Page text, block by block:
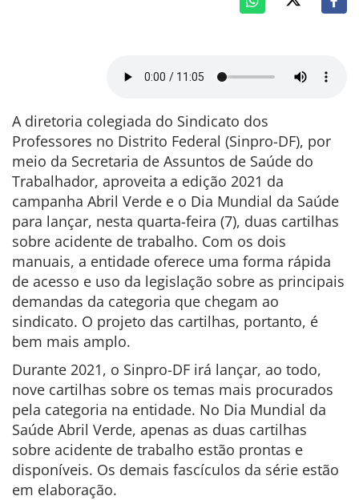
A diretoria colegiada do Sindicato dos
Professores no Distrito Federal (Sinpro-DF), por
meio da Secretaria de Assuntos de Saúde do
Trabalhador, aproveita a edição 2021 da
campanha Abril Verde e o Dia Mundial da Saúde
para lançar, nesta quarta-feira (7), duas cartilhas
sobre acidente de trabalho. Com os dois
manuais, a entidade oferece uma forma rápida
de acesso e uso da legislação sobre as principais
demandas da categoria que chegam ao
sindicato. O projeto das cartilhas, portanto, é
bem mais amplo.
Durante 2021, o Sinpro-DF irá lançar, ao todo,
nove cartilhas sobre os temas mais procurados
pela categoria na entidade. No Dia Mundial da
Saúde Abril Verde, apenas as duas cartilhas
sobre acidente de trabalho estão prontas e
disponíveis. Os demais fascículos da série estão
em elaboração.